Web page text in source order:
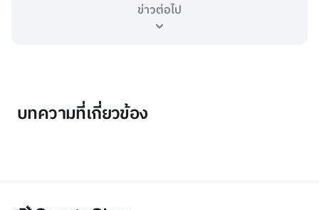
ข่าวต่อไป
บทความที่เกี่ยวข้อง